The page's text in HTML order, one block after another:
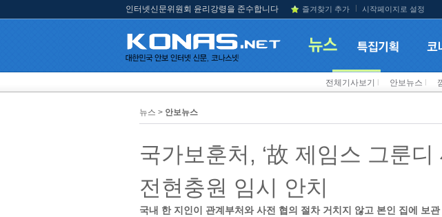
인터넷신문위원회 윤리강령을 준수합니다 즐겨찾기 추가 시작페이지로 설정
전체기사보기 안보뉴스
뉴스 > 안보뉴스
국가보훈처, ‘故 제임스 그룬디
전현충원 임시 안치
국내 한 지인이 관계부처와 사전 협의 절차 거치지 않고 본인 집에 보관